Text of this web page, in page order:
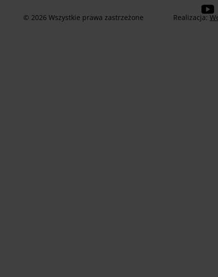
© 2026 Wszystkie prawa zastrzeżone Realizacja: